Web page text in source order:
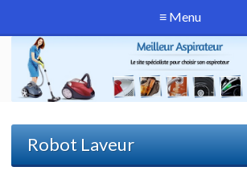
≡ Menu
Robot Laveur